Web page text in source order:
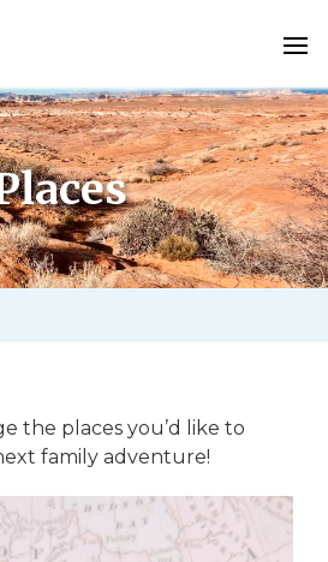
the places you’d like to
family adventure!